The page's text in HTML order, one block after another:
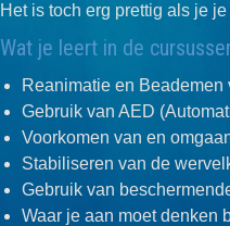
Het is toch erg prettig als je
Wat je leert in de
Reanimatie en
Gebruik van AED
Voorkomen van en
Stabiliseren van de
Gebruik van
Waar je aan moet denken